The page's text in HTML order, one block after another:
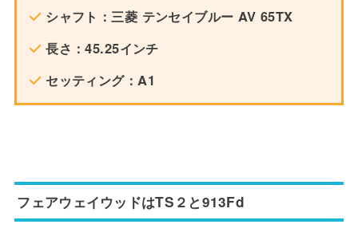
シャフト：三菱 テンセイブルー AV 65TX
長さ：45.25インチ
セッティング：A1
フェアウェイウッドはTS２と913Fd